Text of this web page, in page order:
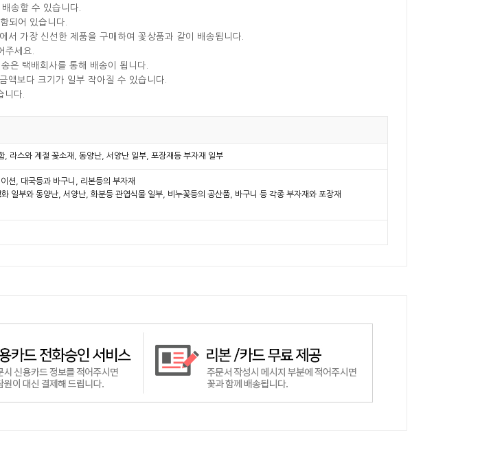
송할 수 있습니다.
되어 있습니다.
가장 신선한 제품을 구매하여 꽃상품과 같이 배송됩니다.
주세요.
은 택배회사를 통해 배송이 됩니다.
액보다 크기가 일부 작아질 수 있습니다.
다.
라스와 계절 꽃소재, 동양난, 서양난 일부, 포장재등 부자재 일부
션, 대국등과 바구니, 리본등의 부자재
일부와 동양난, 서양난, 화분등 관엽식물 일부, 비누꽃등의 공산품, 바구니 등 각종 부자재와 포장재